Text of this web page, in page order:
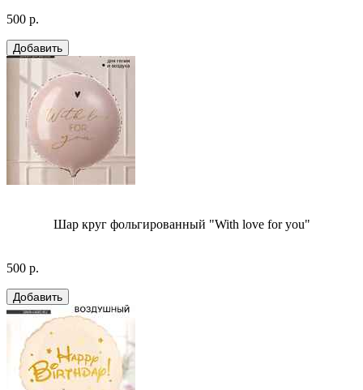
500 р.
Шар круг фольгированный "With love for you"
500 р.